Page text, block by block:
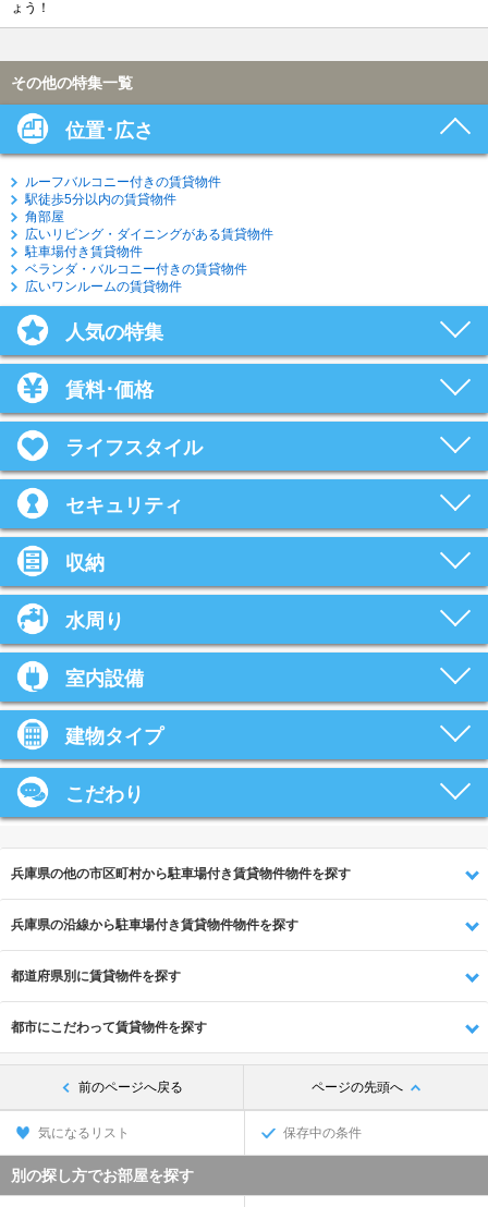
ょう！
その他の特集一覧
位置･広さ
ルーフバルコニー付きの賃貸物件
駅徒歩5分以内の賃貸物件
角部屋
広いリビング・ダイニングがある賃貸物件
駐車場付き賃貸物件
ベランダ・バルコニー付きの賃貸物件
広いワンルームの賃貸物件
人気の特集
賃料･価格
ライフスタイル
セキュリティ
収納
水周り
室内設備
建物タイプ
こだわり
兵庫県の他の市区町村から駐車場付き賃貸物件物件を探す
兵庫県の沿線から駐車場付き賃貸物件物件を探す
都道府県別に賃貸物件を探す
都市にこだわって賃貸物件を探す
前のページへ戻る ページの先頭へ
気になるリスト 保存中の条件
別の探し方でお部屋を探す